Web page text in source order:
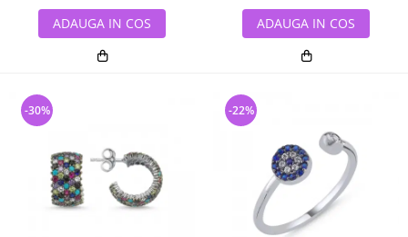
ADAUGA IN COS ADAUGA IN COS
-30% -22%